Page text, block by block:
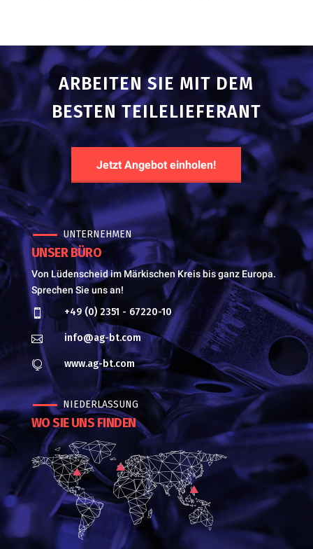
ARBEITEN SIE MIT DEM
BESTEN TEILELIEFERANT
Jetzt Angebot einholen!
UNTERNEHMEN
UNSER BÜRO
Von Lüdenscheid im Märkischen Kreis bis ganz Europa.
Sprechen Sie uns an!
 +49 (0) 2351 - 67220-10
 info@ag-bt.com
 www.ag-bt.com
NIEDERLASSUNG
WO SIE UNS FINDEN